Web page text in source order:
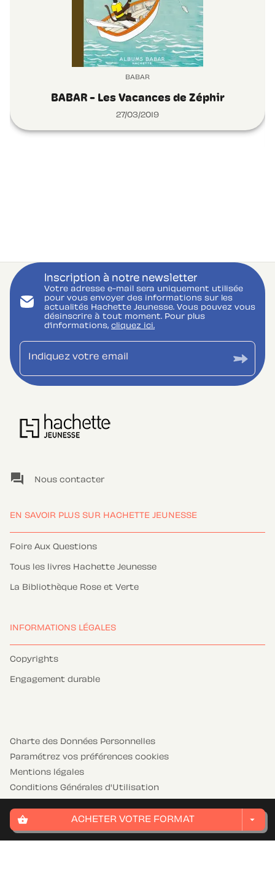
shopping_basket ACHETER VOTRE FORMAT arrow_drop_down
BABAR
BABAR - Les Vacances de Zéphir
27/03/2019
Inscription à notre newsletter
Votre adresse e-mail sera uniquement utilisée
pour vous envoyer des informations sur les
actualités Hachette Jeunesse. Vous pouvez vous
désinscrire à tout moment. Pour plus
d’informations, cliquez ici.
Indiquez votre email
question_answer Nous contacter
EN SAVOIR PLUS SUR HACHETTE JEUNESSE
Foire Aux Questions
Tous les livres Hachette Jeunesse
La Bibliothèque Rose et Verte
INFORMATIONS LÉGALES
Copyrights
Engagement durable
Charte des Données Personnelles
Paramétrez vos préférences cookies
Mentions légales
Conditions Générales d'Utilisation